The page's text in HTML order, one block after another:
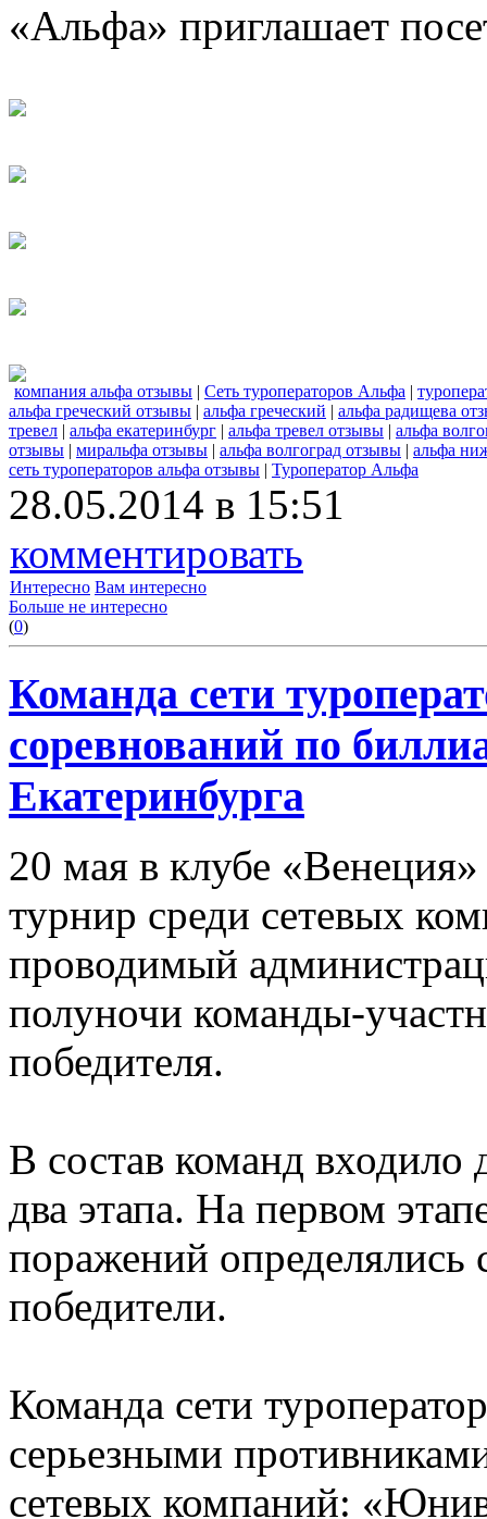
«Альфа» приглашает
компания альфа отзывы | Сеть туроператоров Альфа |
альфа греческий отзывы | альфа греческий | альфа радищева
тревел | альфа екатеринбург | альфа тревел отзывы | альфа
отзывы | миральфа отзывы | альфа волгоград отзывы | альфа
сеть туроператоров альфа отзывы | Туроператор Альфа
28.05.2014 в 15:51
комментировать
Интересно Вам интересно
Больше не интересно
(0)
Команда сети
соревнований по
Екатеринбурга
20 мая в клубе
турнир среди сетевых
проводимый
полуночи команды-
победителя.
В состав команд входило
два этапа. На первом
поражений
победители.
Команда сети
серьезными
сетевых компаний: